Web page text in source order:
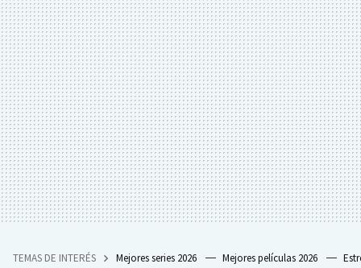
TEMAS DE INTERÉS Mejores series 2026 Mejores películas 2026